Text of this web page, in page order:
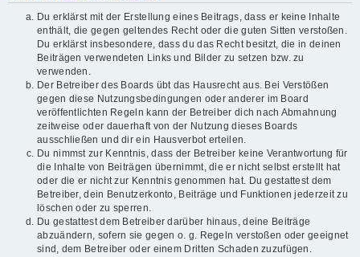
Du erklärst mit der Erstellung eines Beitrags, dass er keine Inhalte
enthält, die gegen geltendes Recht oder die guten Sitten verstoßen.
Du erklärst insbesondere, dass du das Recht besitzt, die in deinen
Beiträgen verwendeten Links und Bilder zu setzen bzw. zu
verwenden.
Der Betreiber des Boards übt das Hausrecht aus. Bei Verstößen
gegen diese Nutzungsbedingungen oder anderer im Board
veröffentlichten Regeln kann der Betreiber dich nach Abmahnung
zeitweise oder dauerhaft von der Nutzung dieses Boards
ausschließen und dir ein Hausverbot erteilen.
Du nimmst zur Kenntnis, dass der Betreiber keine Verantwortung für
die Inhalte von Beiträgen übernimmt, die er nicht selbst erstellt hat
oder die er nicht zur Kenntnis genommen hat. Du gestattest dem
Betreiber, dein Benutzerkonto, Beiträge und Funktionen jederzeit zu
löschen oder zu sperren.
Du gestattest dem Betreiber darüber hinaus, deine Beiträge
abzuändern, sofern sie gegen o. g. Regeln verstoßen oder geeignet
sind, dem Betreiber oder einem Dritten Schaden zuzufügen.